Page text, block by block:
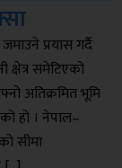
प्रयास गर्दै
क्षेत्र समेटिएको
अतिक्रमित भूमि
हो । नेपाल–
सीमा